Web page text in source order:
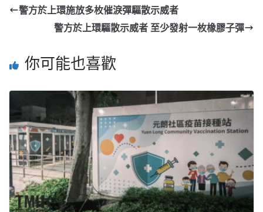
警方於上環施放多枚催淚彈驅散示威者
警方於上環驅散示威者 至少發射一枚橡膠子彈
你可能也喜歡